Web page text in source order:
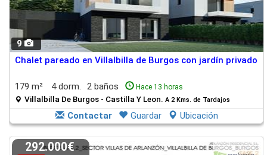
9
Chalet pareado en Villalbilla de Burgos con jardín privado
179 m² 4 dorm. 2 baños Hace 13 horas
Villalbilla De Burgos - Castilla Y Leon. A 2 Kms. de Tardajos
Contactar Guardar Ubicación
292.000€